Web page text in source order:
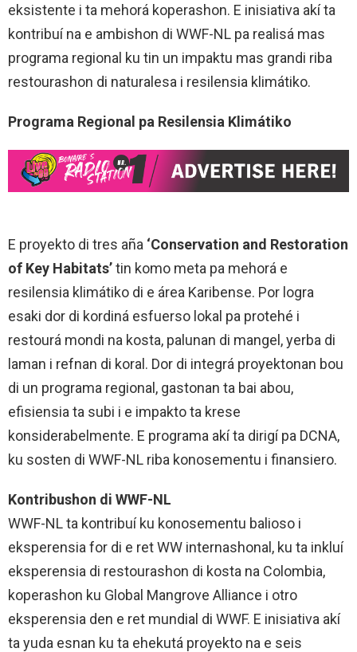
eksistente i ta mehorá koperashon. E inisiativa akí ta
kontribuí na e ambishon di WWF-NL pa realisá mas
programa regional ku tin un impaktu mas grandi riba
restourashon di naturalesa i resilensia klimátiko.
Programa Regional pa Resilensia Klimátiko
E proyekto di tres aña ‘Conservation and Restoration
of Key Habitats’tin komo meta pa mehorá e
resilensia klimátiko di e área Karibense. Por logra
esaki dor di kordiná esfuerso lokal pa protehé i
restourá mondi na kosta, palunan di mangel, yerba di
laman i refnan di koral. Dor di integrá proyektonan bou
di un programa regional, gastonan ta bai abou,
efisiensia ta subi i e impakto ta krese
konsiderabelmente. E programa akí ta dirigí pa DCNA,
ku sosten di WWF-NL riba konosementu i finansiero.
Kontribushon di WWF-NL
WWF-NL ta kontribuí ku konosementu balioso i
eksperensia for di e ret WW internashonal, ku ta inkluí
eksperensia di restourashon di kosta na Colombia,
koperashon ku Global Mangrove Alliance i otro
eksperensia den e ret mundial di WWF. E inisiativa akí
ta yuda esnan ku ta ehekutá proyekto na e seis